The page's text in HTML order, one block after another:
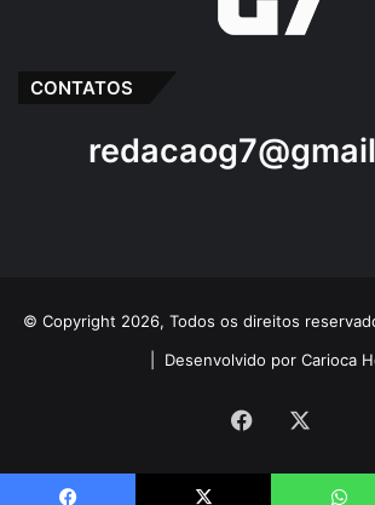
CONTATOS
© Copyright 2026, Todos os direitos
Desenvolvido por Carioca
Facebook